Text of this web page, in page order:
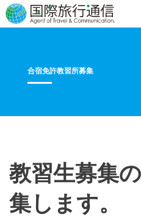
合宿免許教習所募集
教習生募集
集します。